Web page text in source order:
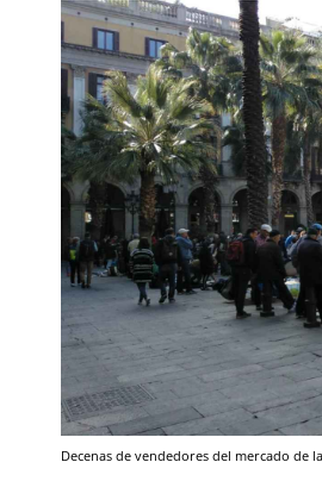
Decenas de vendedores del mercado de